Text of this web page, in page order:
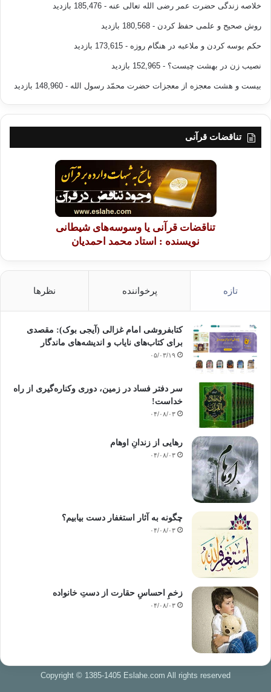
خلاصه زندگی حضرت عمر رضی الله تعالی عنه - 185,476 بازدید
روش صحیح و علمی حفظ کردن - 180,568 بازدید
حکم بوسه کردن و ملاعبه در هنگام روزه - 173,615 بازدید
نصیب زن در بهشت چیست؟ - 152,965 بازدید
بیست و هشت معجزه از معجزات حضرت محمّد رسول الله - 148,960 بازدید
تناقضات قرآنی
تناقضات قرآنی یا وسوسه‌های شیطانی
نویسنده : استاد محمد احمدیان
تازه پرخواننده نظرها
کتابفروشی امام غزالی (آیجی بوک): مقصدی
برای کتاب‌های نایاب و اندیشه‌های ماندگار
۰۵/۰۳/۱۹
سر دفتر فساد در زمین‌، دوری وکناره‌گیری از راه
خداست‌!
۰۴/۰۸/۰۳
رهایی از زندانِ اوهام
۰۴/۰۸/۰۳
چگونه به آثار استغفار دست بیابیم؟
۰۴/۰۸/۰۳
زخمِ احساسِ حقارت از دستِ خانواده
۰۴/۰۸/۰۳
Copyright © 1385-1405 Eslahe.com All rights reserved